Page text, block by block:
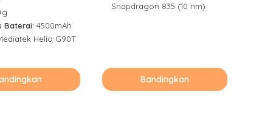
Baterai: 4500mAh
Helio G90T
Snapdragon 835 (10 nm)
Bandingkan